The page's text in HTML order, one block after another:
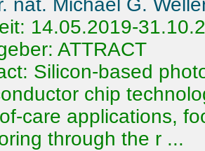
nat. Michael G.
14.05.2019-
ATTRACT
Silicon-based
chip
care applications,
through the r ...